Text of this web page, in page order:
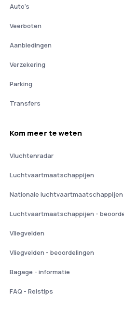
Auto's
Veerboten
Aanbiedingen
Verzekering
Parking
Transfers
Kom meer te weten
Vluchtenradar
Luchtvaartmaatschappijen
Nationale luchtvaartmaatschappijen
Luchtvaartmaatschappijen -
Vliegvelden
Vliegvelden - beoordelingen
Bagage - informatie
FAQ - Reistips